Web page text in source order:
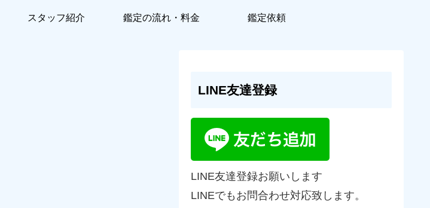
スタッフ紹介 鑑定の流れ・料金 鑑定依頼
LINE友達登録
LINE友達登録お願いします
LINEでもお問合わせ対応致します。